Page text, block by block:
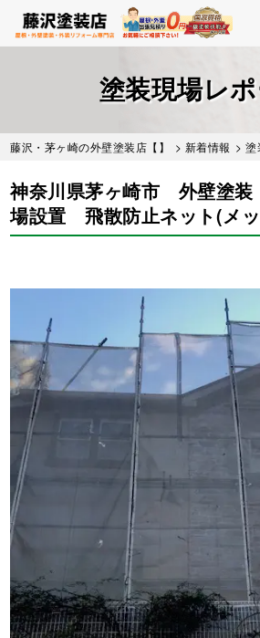
塗装現場レ
藤沢・茅ヶ崎の外壁塗装店【】 > 新着情報 >塗
神奈川県茅ヶ崎市 外壁塗
場設置 飛散防止ネット(メ